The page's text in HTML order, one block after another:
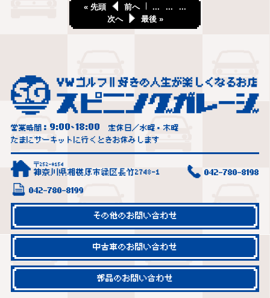
« 先頭 前へ ... ...
...
次へ
最後 »
営業時間： 9:00~18:00
定休日／水曜・木曜
たまにサーキットに行くときお休みします
〒252-0154
神奈川県相模原市緑区長竹2748-1 042-780-8198
042-780-8199
その他のお問い合わせ
中古車のお問い合わせ
部品のお問い合わせ